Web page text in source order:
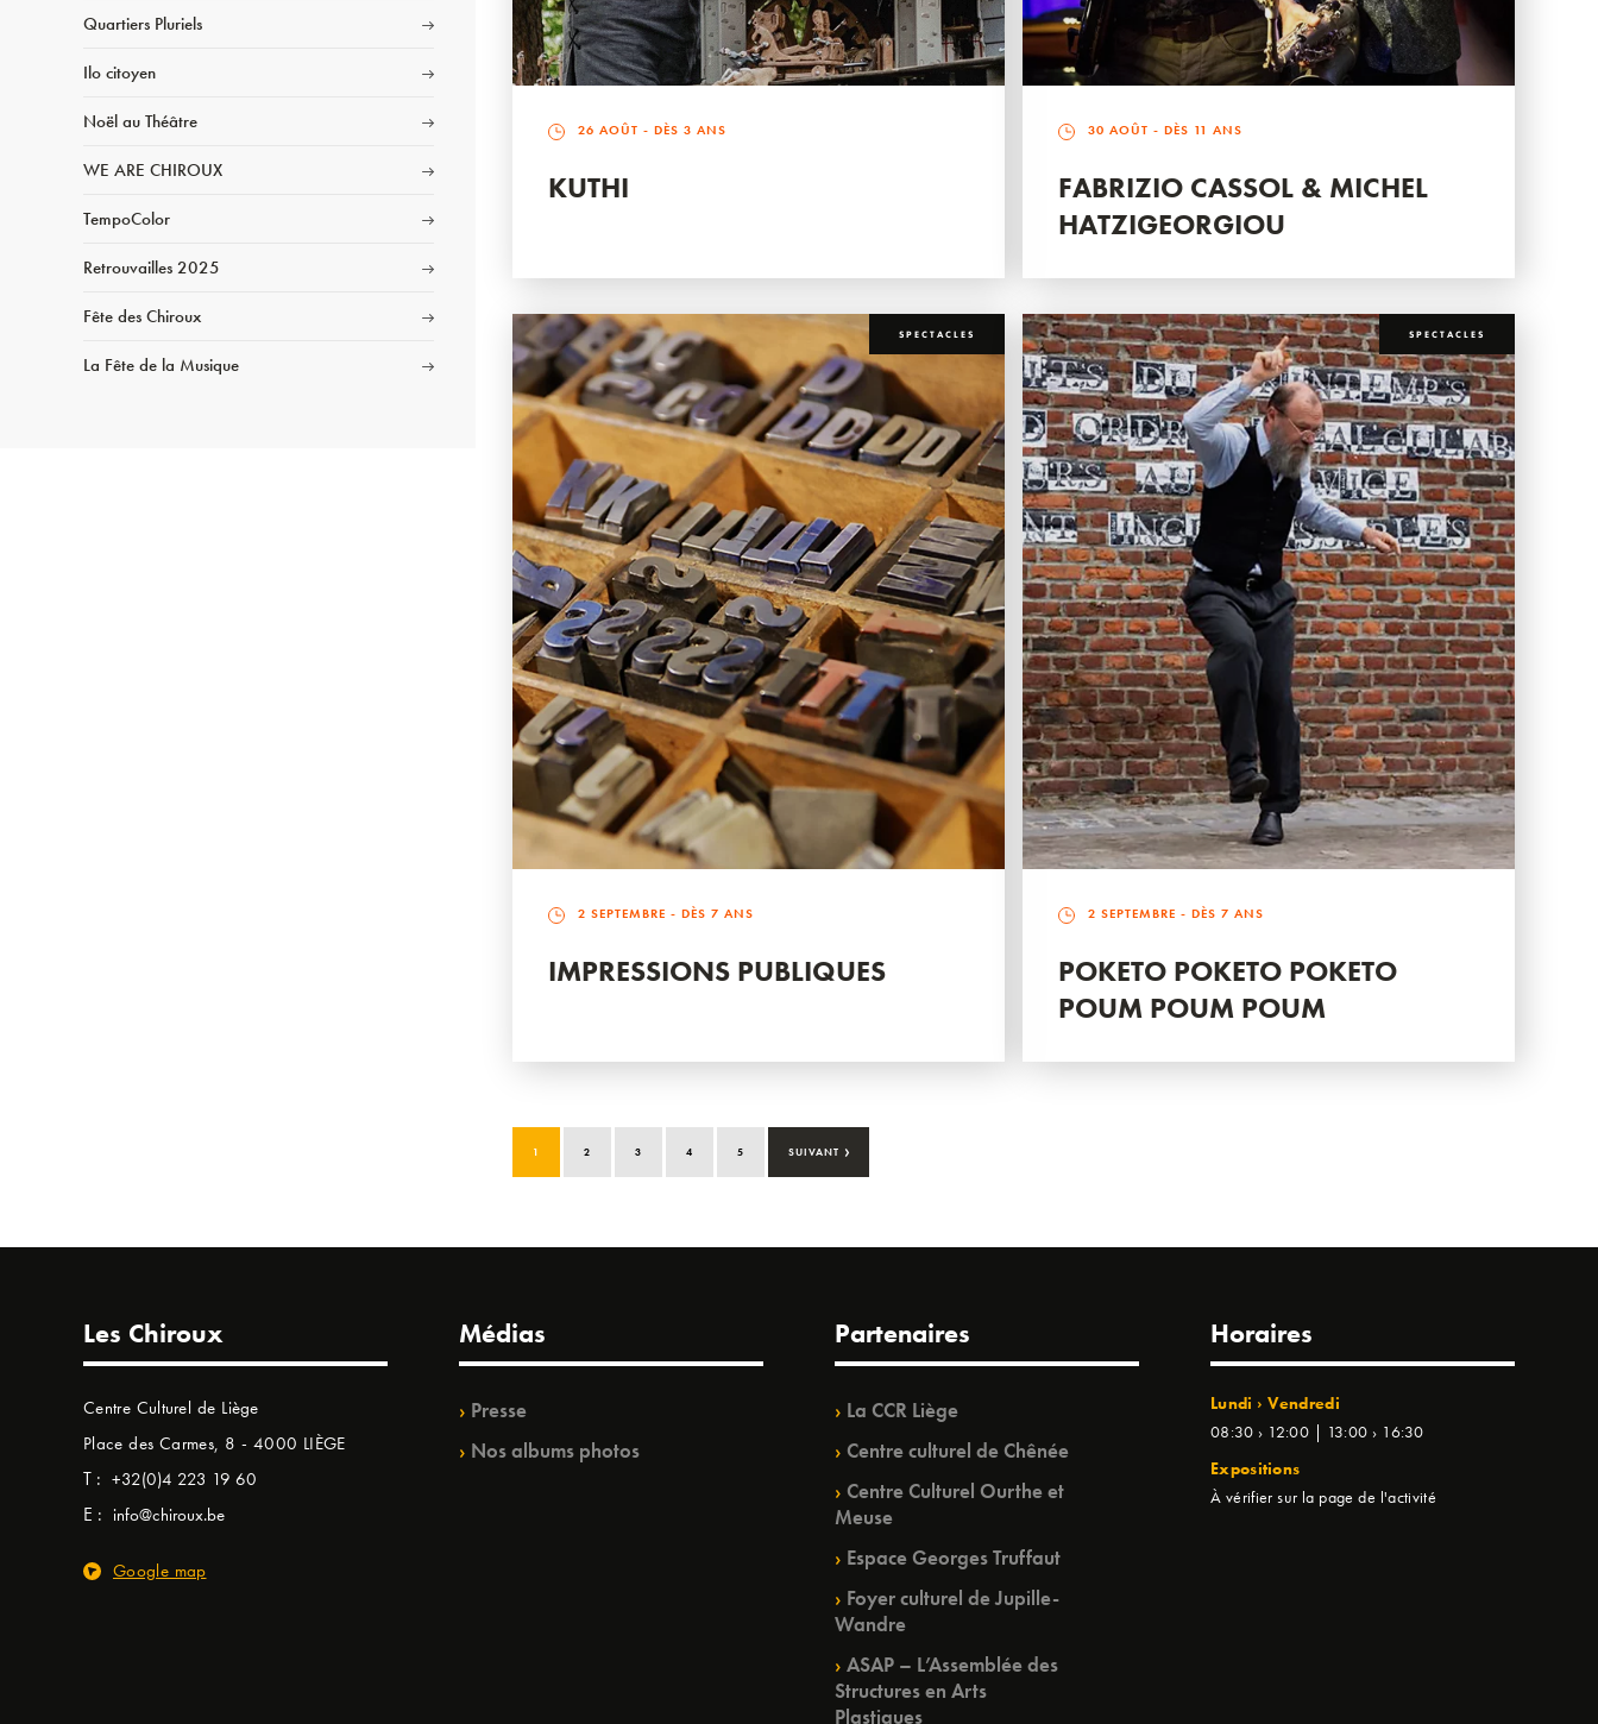
Quartiers Pluriels
Ilo citoyen
Noël au Théâtre
WE ARE CHIROUX
TempoColor
Retrouvailles 2025
Fête des Chiroux
La Fête de la Musique
26 AOÛT - DÈS 3 ANS
KUTHI
30 AOÛT - DÈS 11 ANS
FABRIZIO CASSOL & MICHEL
HATZIGEORGIOU
SPECTACLES
2 SEPTEMBRE - DÈS 7 ANS
IMPRESSIONS PUBLIQUES
SPECTACLES
2 SEPTEMBRE - DÈS 7 ANS
POKETO POKETO POKETO
POUM POUM POUM
1 2 3 4 5 SUIVANT ›
Les Chiroux
Centre Culturel de Liège
Place des Carmes, 8 - 4000 LIÈGE
T : +32(0)4 223 19 60
E : info@chiroux.be
Google map
Médias
Presse
Nos albums photos
Partenaires
La CCR Liège
Centre culturel de Chênée
Centre Culturel Ourthe et
Meuse
Espace Georges Truffaut
Foyer culturel de Jupille-
Wandre
ASAP – L’Assemblée des
Structures en Arts
Plastiques
Horaires
Lundi › Vendredi
08:30 › 12:00 | 13:00 › 16:30
Expositions
À vérifier sur la page de l'activité